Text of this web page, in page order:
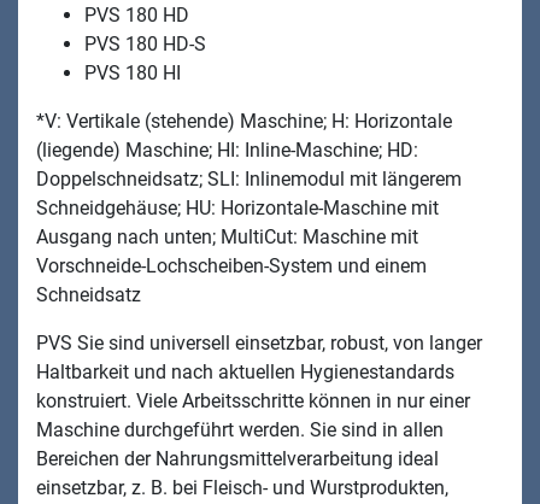
PVS 180 HD
PVS 180 HD-S
PVS 180 HI
*V: Vertikale (stehende) Maschine; H: Horizontale
(liegende) Maschine; HI: Inline-Maschine; HD:
Doppelschneidsatz; SLI: Inlinemodul mit längerem
Schneidgehäuse; HU: Horizontale-Maschine mit
Ausgang nach unten; MultiCut: Maschine mit
Vorschneide-Lochscheiben-System und einem
Schneidsatz
PVS Sie sind universell einsetzbar, robust, von langer
Haltbarkeit und nach aktuellen Hygienestandards
konstruiert. Viele Arbeitsschritte können in nur einer
Maschine durchgeführt werden. Sie sind in allen
Bereichen der Nahrungsmittelverarbeitung ideal
einsetzbar, z. B. bei Fleisch- und Wurstprodukten,